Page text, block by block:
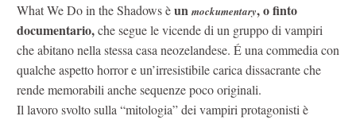
What We Do in the Shadows èun mockumentary, o finto
documentario,che segue le vicende di un gruppo di vampiri
che abitano nella stessa casa neozelandese. É una commedia con
qualche aspetto horror e un’irresistibile carica dissacrante che
rende memorabili anche sequenze poco originali.
Il lavoro svolto sulla “mitologia” dei vampiri protagonisti è